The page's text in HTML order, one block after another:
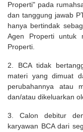
Properti" pada
dan tanggung jawab
hanya bertindak
Agen Properti untuk
Properti.
2. BCA tidak
materi yang dimuat
perubahannya atau
dan/atau dikeluarkan
3. Calon debitur
karyawan BCA dari